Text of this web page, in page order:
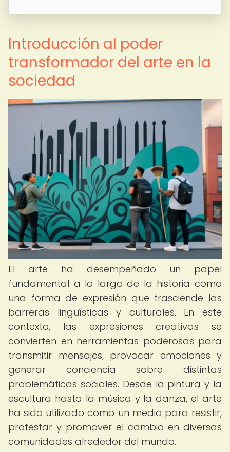
Introducción al poder
transformador del arte en la
sociedad
El arte ha desempeñado un papel
fundamental a lo largo de la historia como
una forma de expresión que trasciende las
barreras lingüísticas y culturales. En este
contexto, las expresiones creativas se
convierten en herramientas poderosas para
transmitir mensajes, provocar emociones y
generar conciencia sobre distintas
problemáticas sociales. Desde la pintura y la
escultura hasta la música y la danza, el arte
ha sido utilizado como un medio para resistir,
protestar y promover el cambio en diversas
comunidades alrededor del mundo.